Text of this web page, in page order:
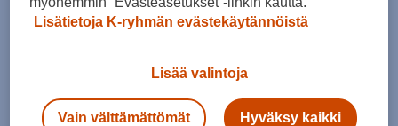
Lisää ostoskoriin
Tarkista saatavuus ja tilaa myymälästä
Lisätietoja K-ryhmän evästekäytännöistä
Lisää valintoja
Vain välttämättömät Hyväksy kaikki